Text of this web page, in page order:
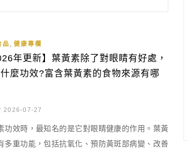
品 健康專欄
年更新】葉黃素除了對眼睛有好處，
麼功效?富含葉黃素的食物來源有哪
2026-07-27
功效時，最知名的是它對眼睛健康的作用。葉黃
多重功能，包括抗氧化、預防黃斑部病變、改善